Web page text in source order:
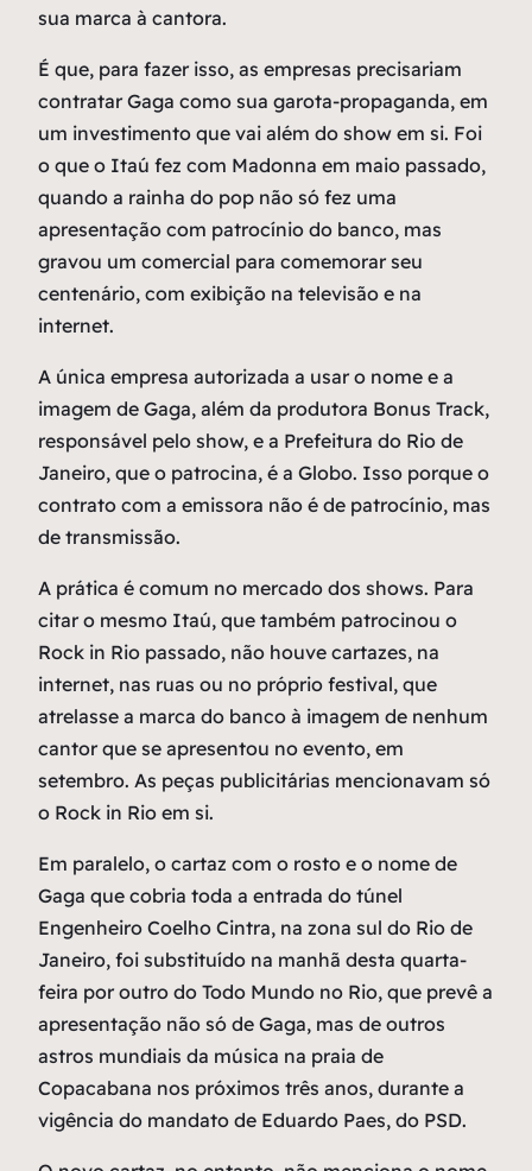
sua marca à cantora.
É que, para fazer isso, as empresas precisariam
contratar Gaga como sua garota-propaganda, em
um investimento que vai além do show em si. Foi
o que o Itaú fez com Madonna em maio passado,
quando a rainha do pop não só fez uma
apresentação com patrocínio do banco, mas
gravou um comercial para comemorar seu
centenário, com exibição na televisão e na
internet.
A única empresa autorizada a usar o nome e a
imagem de Gaga, além da produtora Bonus Track,
responsável pelo show, e a Prefeitura do Rio de
Janeiro, que o patrocina, é a Globo. Isso porque o
contrato com a emissora não é de patrocínio, mas
de transmissão.
A prática é comum no mercado dos shows. Para
citar o mesmo Itaú, que também patrocinou o
Rock in Rio passado, não houve cartazes, na
internet, nas ruas ou no próprio festival, que
atrelasse a marca do banco à imagem de nenhum
cantor que se apresentou no evento, em
setembro. As peças publicitárias mencionavam só
o Rock in Rio em si.
Em paralelo, o cartaz com o rosto e o nome de
Gaga que cobria toda a entrada do túnel
Engenheiro Coelho Cintra, na zona sul do Rio de
Janeiro, foi substituído na manhã desta quarta-
feira por outro do Todo Mundo no Rio, que prevê a
apresentação não só de Gaga, mas de outros
astros mundiais da música na praia de
Copacabana nos próximos três anos, durante a
vigência do mandato de Eduardo Paes, do PSD.